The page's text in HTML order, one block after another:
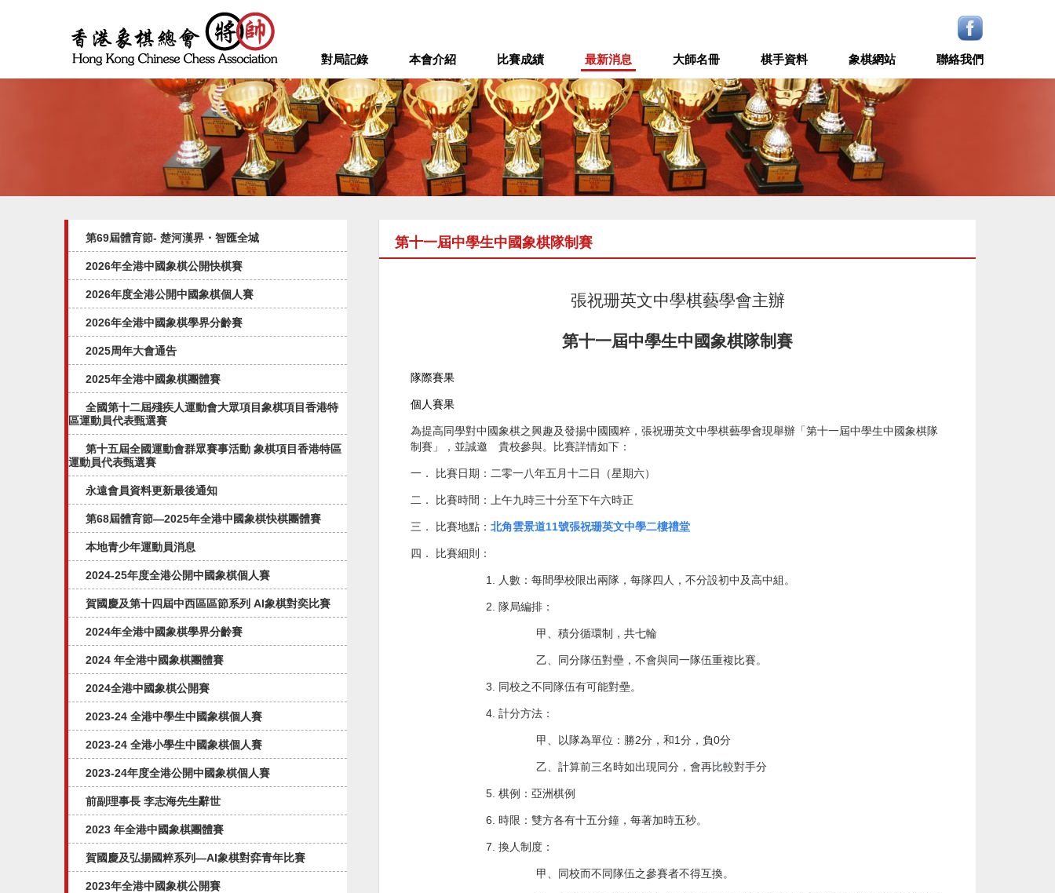
對局記錄 本會介紹 比賽成績 最新消息 大師名冊 棋手資料 象棋網站 聯絡我們
第69屆體育節- 楚河漢界・智匯全城
2026年全港中國象棋公開快棋賽
2026年度全港公開中國象棋個人賽
2026年全港中國象棋學界分齡賽
2025周年大會通告
2025年全港中國象棋團體賽
全國第十二屆殘疾人運動會大眾項目象棋項目香港特
區運動員代表甄選賽
第十五屆全國運動會群眾賽事活動 象棋項目香港特區
運動員代表甄選賽
永遠會員資料更新最後通知
第68屆體育節—2025年全港中國象棋快棋團體賽
本地青少年運動員消息
2024-25年度全港公開中國象棋個人賽
賀國慶及第十四屆中西區區節系列 AI象棋對奕比賽
2024年全港中國象棋學界分齡賽
2024 年全港中國象棋團體賽
2024全港中國象棋公開賽
2023-24 全港中學生中國象棋個人賽
2023-24 全港小學生中國象棋個人賽
2023-24年度全港公開中國象棋個人賽
前副理事長 李志海先生辭世
2023 年全港中國象棋團體賽
賀國慶及弘揚國粹系列—AI象棋對弈⻘年比賽
2023年全港中國象棋公開賽
第十一屆中學生中國象棋隊制賽
張祝珊英文中學棋藝學會主辦
第十一屆中學生中國象棋隊制賽
隊際賽果
個人賽果
為提高同學對中國象棋之興趣及發揚中國國粹，張祝珊英文中學棋藝學會現舉辦「第十一屆中學生中國象棋隊
制賽」，並誠邀 貴校參與。比賽詳情如下：
一． 比賽日期：二零一八年五月十二日（星期六）
二． 比賽時間：上午九時三十分至下午六時正
三． 比賽地點： 北角雲景道11號張祝珊英文中學二樓禮堂
四． 比賽細則：
1. 人數：每間學校限出兩隊，每隊四人，不分設初中及高中組。
2. 隊局編排：
甲、 積分循環制，共七輪
乙、 同分隊伍對壘，不會與同一隊伍重複比賽。
3. 同校之不同隊伍有可能對壘。
4. 計分方法：
甲、 以隊為單位：勝2分，和1分，負0分
乙、 計算前三名時如出現同分，會再比較對手分
5. 棋例：亞洲棋例
6. 時限：雙方各有十五分鐘，每著加時五秒。
7. 換人制度：
甲、 同校而不同隊伍之參賽者不得互換。